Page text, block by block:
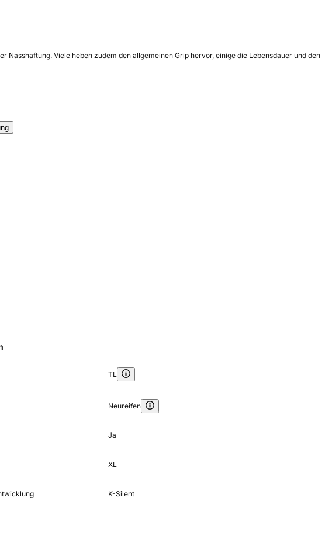
Viele heben zudem den allgemeinen Grip hervor, einige die Lebensdauer und den
TL
Neureifen
Ja
XL
K-Silent